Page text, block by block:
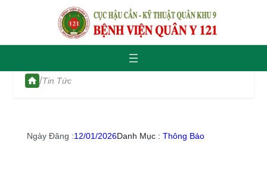
/Tin Tức
Ngày Đăng :12/01/2026Danh Mục : Thông Báo